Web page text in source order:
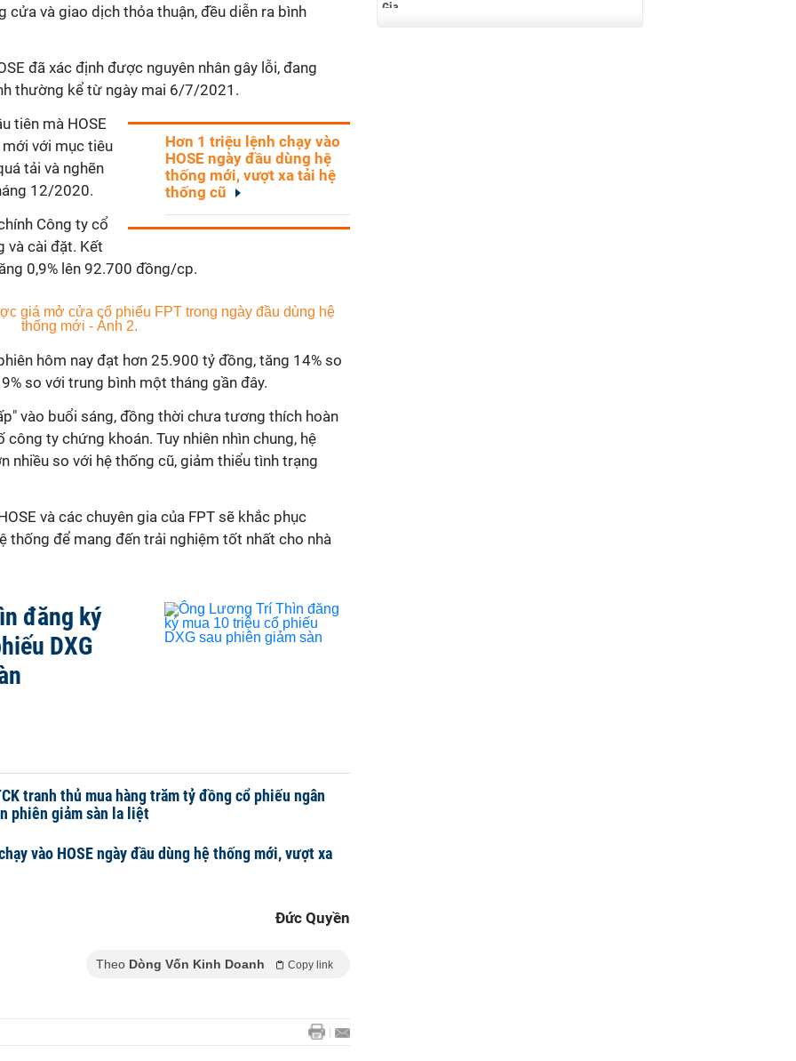
cửa và giao dịch thỏa thuận, đều diễn ra bình
đã xác định được nguyên nhân gây lỗi, đang
thường kể từ ngày mai 6/7/2021.
Hơn 1 triệu lệnh chạy vào
HOSE ngày đầu dùng hệ
thống mới, vượt xa tải hệ
thống cũ
tiên mà HOSE
với mục tiêu
tải và nghẽn
12/2020.
Công ty cổ
và cài đặt. Kết
0,9% lên 92.700 đồng/cp.
hôm nay đạt hơn 25.900 tỷ đồng, tăng 14% so
so với trung bình một tháng gần đây.
vào buổi sáng, đồng thời chưa tương thích hoàn
ty chứng khoán. Tuy nhiên nhìn chung, hệ
nhiều so với hệ thống cũ, giảm thiểu tình trạng
và các chuyên gia của FPT sẽ khắc phục
thống để mang đến trải nghiệm tốt nhất cho nhà
đăng ký
DXG
tranh thủ mua hàng trăm tỷ đồng cổ phiếu ngân
phiên giảm sàn la liệt
vào HOSE ngày đầu dùng hệ thống mới, vượt xa
Đức Quyền
Theo Dòng Vốn Kinh Doanh Copy link